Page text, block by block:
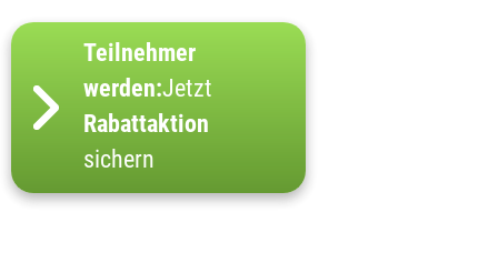
Teilnehmer
werden:Jetzt
Rabattaktion
sichern